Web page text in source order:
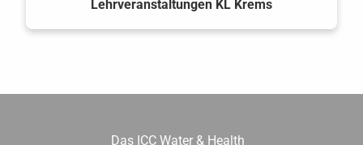
Lehrveranstaltungen KL Krems
Das ICC Water & Health